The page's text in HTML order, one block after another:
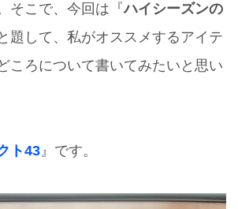
そこで、今回は『ハイシーズンの
題して、私がオススメするアイテ
ころについて書いてみたいと思い
ト43』です。